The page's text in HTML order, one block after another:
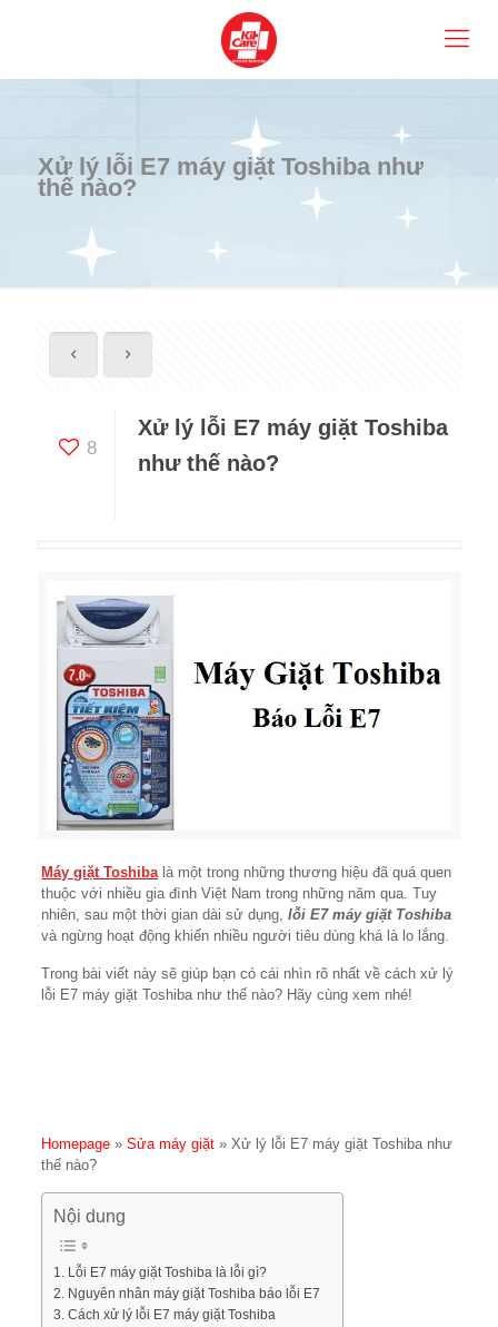
Xử lý lỗi E7 máy giặt Toshiba như
thế nào?
8
Xử lý lỗi E7 máy giặt Toshiba
như thế nào?
Máy giặt Toshibalà một trong những thương hiệu đã quá quen
thuộc với nhiều gia đình Việt Nam trong những năm qua. Tuy
nhiên, sau một thời gian dài sử dụng,lỗi E7 máy giặt Toshiba
và ngừng hoạt động khiến nhiều người tiêu dùng khá là lo lắng.
Trong bài viết này sẽ giúp bạn có cái nhìn rõ nhất về cách xử lý
lỗi E7 máy giặt Toshiba như thế nào? Hãy cùng xem nhé!
Homepage »Sửa máy giặt »Xử lý lỗi E7 máy giặt Toshiba như
thế nào?
Nội dung
Lỗi E7 máy giặt Toshiba là lỗi gì?
Nguyên nhân máy giặt Toshiba báo lỗi E7
Cách xử lý lỗi E7 máy giặt Toshiba